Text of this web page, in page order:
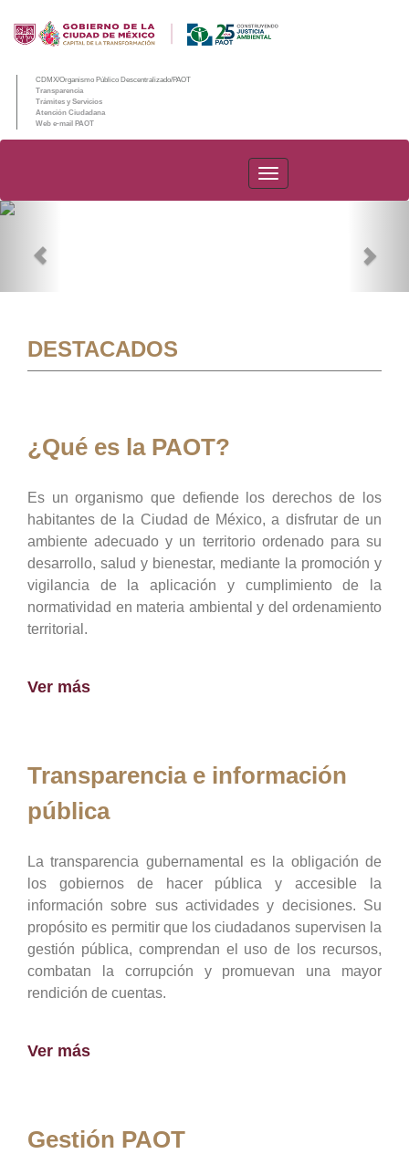
CDMX/Organismo Público Descentralizado/PAOT
Transparencia
Trámites y Servicios
Atención Ciudadana
Web e-mail PAOT
PAOT
DESTACADOS
¿Qué es la PAOT?
Es un organismo que defiende los derechos de los
habitantes de la Ciudad de México, a disfrutar de un
ambiente adecuado y un territorio ordenado para su
desarrollo, salud y bienestar, mediante la promoción y
vigilancia de la aplicación y cumplimiento de la
normatividad en materia ambiental y del ordenamiento
territorial.
Ver más
Transparencia e información
pública
La transparencia gubernamental es la obligación de
los gobiernos de hacer pública y accesible la
información sobre sus actividades y decisiones. Su
propósito es permitir que los ciudadanos supervisen la
gestión pública, comprendan el uso de los recursos,
combatan la corrupción y promuevan una mayor
rendición de cuentas.
Ver más
Gestión PAOT